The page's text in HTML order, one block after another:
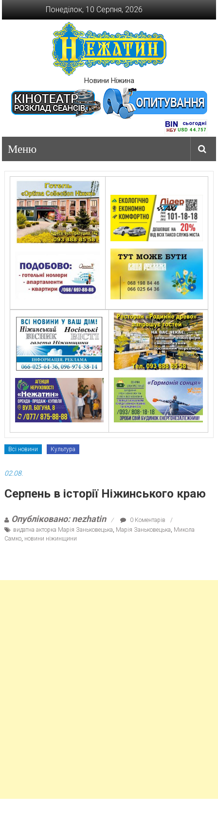
Понеділок, 10 Серпня, 2026
Новини Ніжина
Всі новини Культура
02.08.
Серпень в історії Ніжинського краю
Опубліковано: nezhatin
0 Коментарів
видатна акторка Марія Заньковецька, Марія Заньковецька, Микола
Самко, новини ніжинщини